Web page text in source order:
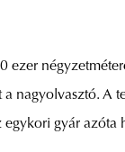
nagyolvasztó.
gyár